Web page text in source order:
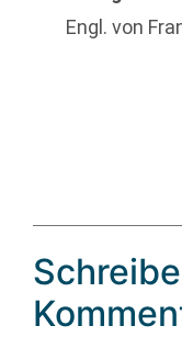
Engl. von